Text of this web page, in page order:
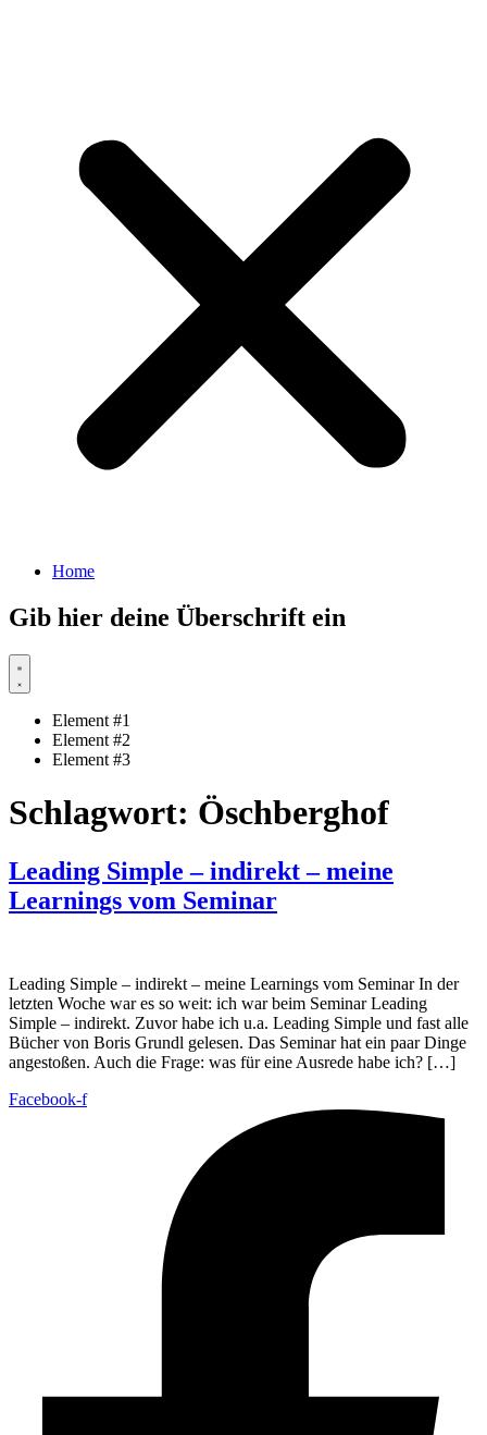
Home
Gib hier deine Überschrift ein
Element #1
Element #2
Element #3
Schlagwort: Öschberghof
Leading Simple – indirekt – meine
Learnings vom Seminar
Leading Simple – indirekt – meine Learnings vom Seminar In der
letzten Woche war es so weit: ich war beim Seminar Leading
Simple – indirekt. Zuvor habe ich u.a. Leading Simple und fast alle
Bücher von Boris Grundl gelesen. Das Seminar hat ein paar Dinge
angestoßen. Auch die Frage: was für eine Ausrede habe ich? […]
Facebook-f